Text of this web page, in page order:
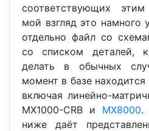
соответствующих
мой взгляд это намного
отдельно файл со
со списком деталей,
делать в обычных
момент в базе
включая линейно-
MX1000-CRB и MX8000.
ниже даёт